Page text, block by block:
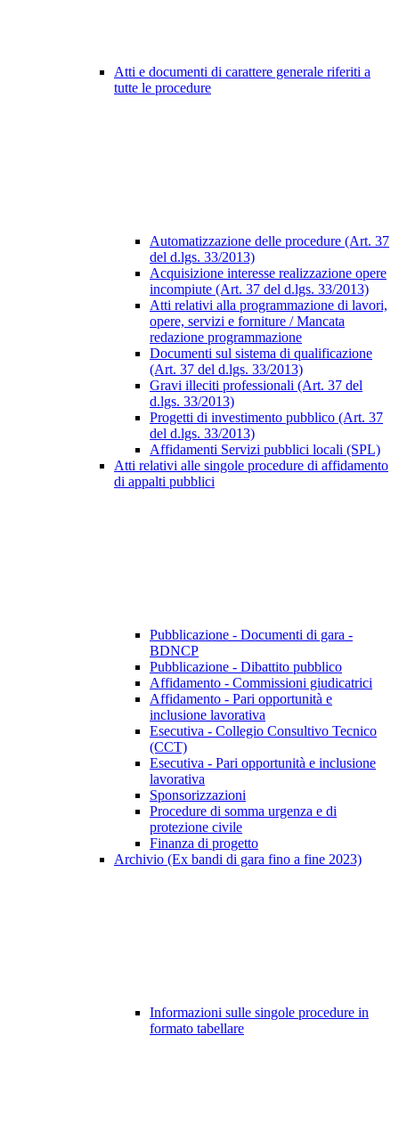
Atti e documenti di carattere generale riferiti a
tutte le procedure
Automatizzazione delle procedure (Art. 37
del d.lgs. 33/2013)
Acquisizione interesse realizzazione opere
incompiute (Art. 37 del d.lgs. 33/2013)
Atti relativi alla programmazione di lavori,
opere, servizi e forniture / Mancata
redazione programmazione
Documenti sul sistema di qualificazione
(Art. 37 del d.lgs. 33/2013)
Gravi illeciti professionali (Art. 37 del
d.lgs. 33/2013)
Progetti di investimento pubblico (Art. 37
del d.lgs. 33/2013)
Affidamenti Servizi pubblici locali (SPL)
Atti relativi alle singole procedure di affidamento
di appalti pubblici
Pubblicazione - Documenti di gara -
BDNCP
Pubblicazione - Dibattito pubblico
Affidamento - Commissioni giudicatrici
Affidamento - Pari opportunità e
inclusione lavorativa
Esecutiva - Collegio Consultivo Tecnico
(CCT)
Esecutiva - Pari opportunità e inclusione
lavorativa
Sponsorizzazioni
Procedure di somma urgenza e di
protezione civile
Finanza di progetto
Archivio (Ex bandi di gara fino a fine 2023)
Informazioni sulle singole procedure in
formato tabellare